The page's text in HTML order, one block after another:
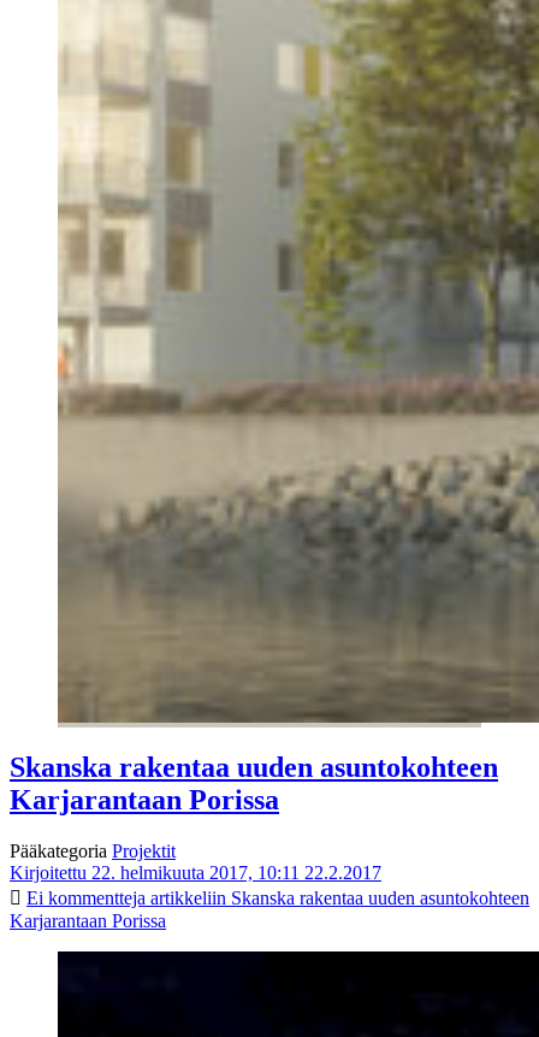
Skanska rakentaa uuden asuntokohteen
Karjarantaan Porissa
Pääkategoria Projektit
Kirjoitettu 22. helmikuuta 2017, 10:11 22.2.2017
Ei kommentteja artikkeliin Skanska rakentaa uuden asuntokohteen
Karjarantaan Porissa